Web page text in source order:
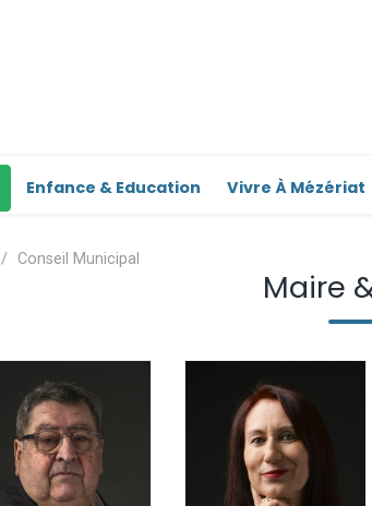
Enfance & Education Vivre À Mézériat
Conseil Municipal
Maire